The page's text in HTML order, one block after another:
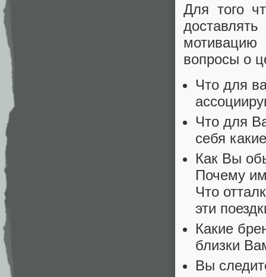
Для того
вопросы о
Что для
Что для
себя
Как Вы
Почему
Что
эти
Какие
близки
Вы